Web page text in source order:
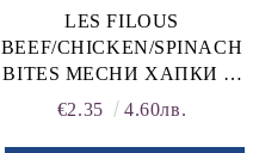
LES FILOUS
BEEF/CHICKEN/SPINACH
BITES МЕСНИ ХАПКИ за
котка ГОВЕЖДО, ПИЛЕ и
€2.35 4.60лв.